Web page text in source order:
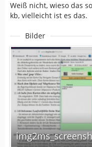
Weiß nicht, wieso das
kb, vielleicht ist es das.
Bilder